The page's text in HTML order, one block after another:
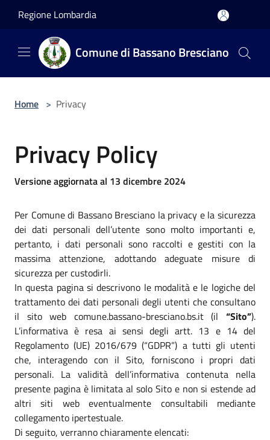
Regione Lombardia
Comune di Bassano Bresciano
Home > Privacy
Privacy Policy
Versione aggiornata al 13 dicembre 2024
Per Comune di Bassano Bresciano la privacy e la sicurezza
dei dati personali dell’utente sono molto importanti e,
pertanto, i dati personali sono raccolti e gestiti con la
massima attenzione, adottando adeguate misure di
sicurezza per custodirli.
In questa pagina si descrivono le modalità e le logiche del
trattamento dei dati personali degli utenti che consultano
il sito web comune.bassano-bresciano.bs.it (il “Sito”).
L’informativa è resa ai sensi degli artt. 13 e 14 del
Regolamento (UE) 2016/679 (“GDPR”) a tutti gli utenti
che, interagendo con il Sito, forniscono i propri dati
personali. La validità dell’informativa contenuta nella
presente pagina è limitata al solo Sito e non si estende ad
altri siti web eventualmente consultabili mediante
collegamento ipertestuale.
Di seguito, verranno chiaramente elencati: